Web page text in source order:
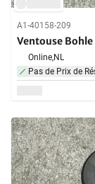
A1-40158-209
Ventouse
Online,NL
Pas de Prix de